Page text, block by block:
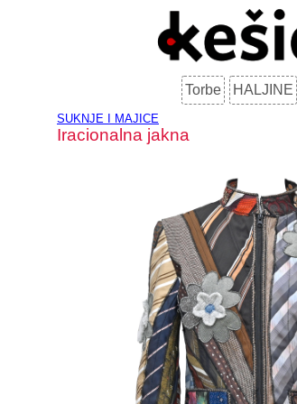
Torbe HALJINE
SUKNJE I MAJICE
Iracionalna jakna